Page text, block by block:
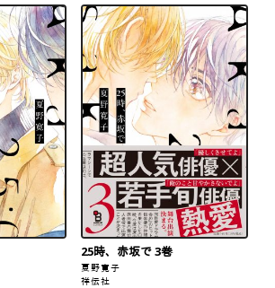
25時、赤坂で 3巻
夏野寛子
祥伝社